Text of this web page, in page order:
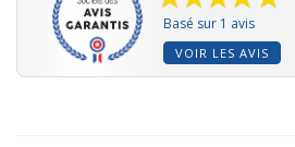
Basé sur 1 avis
VOIR LES AVIS